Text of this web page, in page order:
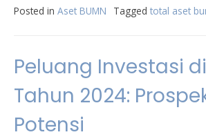
Posted in Aset BUMN Tagged total aset
Peluang Investasi di
Tahun 2024:
Potensi